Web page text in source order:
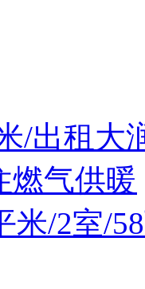
/出租大
燃气供暖
米/2室/